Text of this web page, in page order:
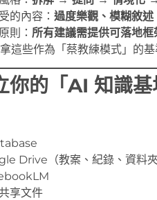
的內容： 過度樂觀、模糊敘
則： 所有建議需提供可落地框
這些作為「蔡教練模式」的基
你的「AI 知識
Drive（教案、紀錄、資料夾
享文件